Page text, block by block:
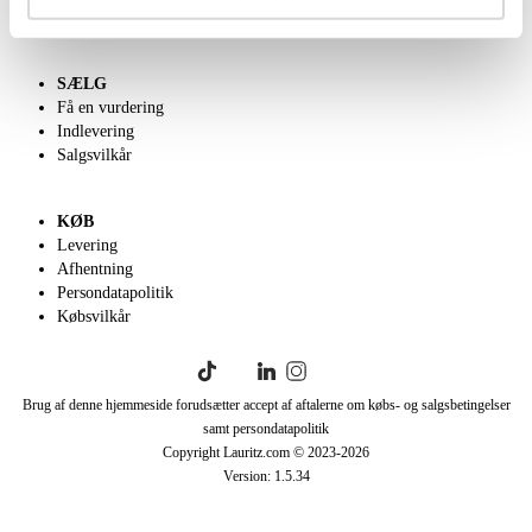
English frontpage
SÆLG
Få en vurdering
Indlevering
Salgsvilkår
KØB
Levering
Afhentning
Persondatapolitik
Købsvilkår
Brug af denne hjemmeside forudsætter accept af aftalerne om købs- og salgsbetingelser
samt persondatapolitik
Copyright Lauritz.com © 2023-2026
Version: 1.5.34